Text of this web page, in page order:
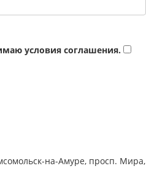
условия соглашения.
на-Амуре, просп. Мира,